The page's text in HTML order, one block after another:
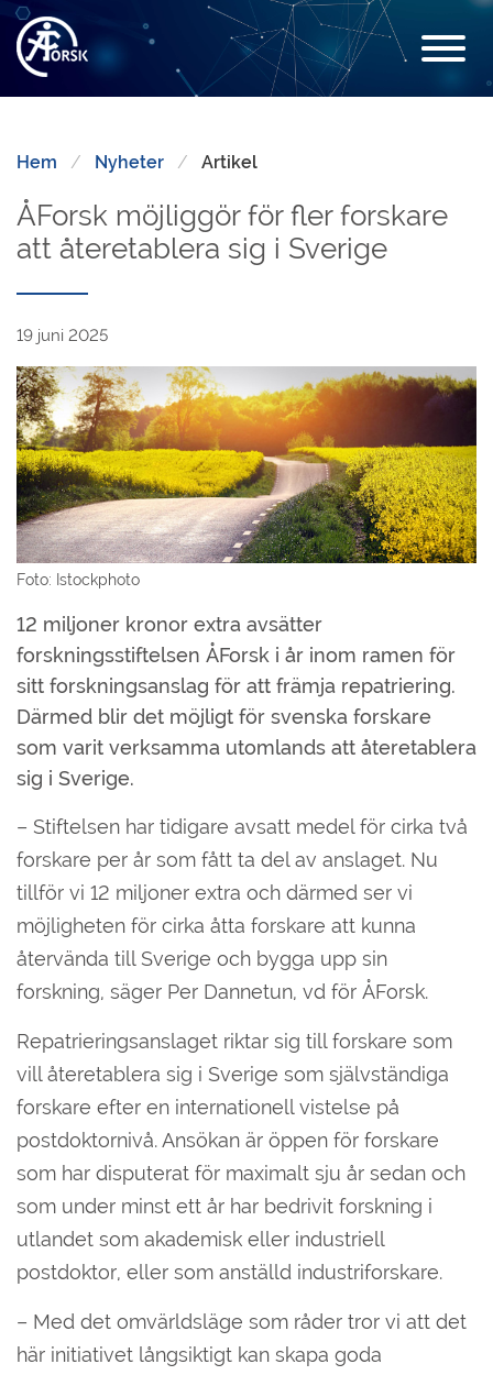
Hem Nyheter Artikel
ÅForsk möjliggör för fler forskare
att återetablera sig i Sverige
19 juni 2025
Foto: Istockphoto
12 miljoner kronor extra avsätter
forskningsstiftelsen ÅForsk i år inom ramen för
sitt forskningsanslag för att främja repatriering.
Därmed blir det möjligt för svenska forskare
som varit verksamma utomlands att återetablera
sig i Sverige.
– Stiftelsen har tidigare avsatt medel för cirka två
forskare per år som fått ta del av anslaget. Nu
tillför vi 12 miljoner extra och därmed ser vi
möjligheten för cirka åtta forskare att kunna
återvända till Sverige och bygga upp sin
forskning, säger Per Dannetun, vd för ÅForsk.
Repatrieringsanslaget riktar sig till forskare som
vill återetablera sig i Sverige som självständiga
forskare efter en internationell vistelse på
postdoktornivå. Ansökan är öppen för forskare
som har disputerat för maximalt sju år sedan och
som under minst ett år har bedrivit forskning i
utlandet som akademisk eller industriell
postdoktor, eller som anställd industriforskare.
– Med det omvärldsläge som råder tror vi att det
här initiativet långsiktigt kan skapa goda